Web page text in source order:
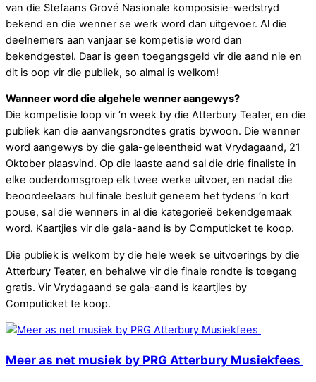
van die Stefaans Grové Nasionale komposisie-wedstryd
bekend en die wenner se werk word dan uitgevoer. Al die
deelnemers aan vanjaar se kompetisie word dan
bekendgestel. Daar is geen toegangsgeld vir die aand nie en
dit is oop vir die publiek, so almal is welkom!
Wanneer word die algehele wenner aangewys?
Die kompetisie loop vir ‘n week by die Atterbury Teater, en die
publiek kan die aanvangsrondtes gratis bywoon. Die wenner
word aangewys by die gala-geleentheid wat Vrydagaand, 21
Oktober plaasvind. Op die laaste aand sal die drie finaliste in
elke ouderdomsgroep elk twee werke uitvoer, en nadat die
beoordeelaars hul finale besluit geneem het tydens ‘n kort
pouse, sal die wenners in al die kategorieë bekendgemaak
word. Kaartjies vir die gala-aand is by Computicket te koop.
Die publiek is welkom by die hele week se uitvoerings by die
Atterbury Teater, en behalwe vir die finale rondte is toegang
gratis. Vir Vrydagaand se gala-aand is kaartjies by
Computicket te koop.
Meer as net musiek by PRG Atterbury Musiekfees